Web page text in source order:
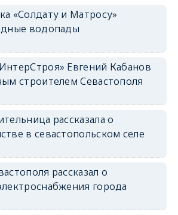
«Солдату и Матросу»
водопады
Евгений Кабанов
строителем Севастополя
рассказала о
в севастопольском селе
рассказал о
города